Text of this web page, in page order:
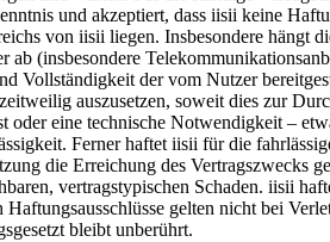
und akzeptiert, dass iisii keine
von iisii liegen. Insbesondere
ab (insbesondere
Vollständigkeit der vom Nutzer
auszusetzen, soweit dies zur
oder eine technische Notwendigkeit –
Ferner haftet iisii für die
die Erreichung des Vertragszwecks
vertragstypischen Schaden. iisii
gelten nicht bei
bleibt unberührt.